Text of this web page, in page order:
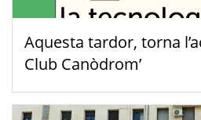
Aquesta tardor, torna
Club Canòdrom’